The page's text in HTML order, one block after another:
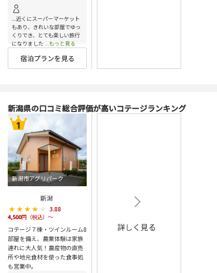
...近くにスーパーマーケット
もあり、きれいな部屋でゆっ
くりでき、とても楽しい旅行
になりました ...もっと見る
宿泊プランを見る
新潟県の口コミ総合評価が高いコテージランキング
新潟市アグリパーク
新潟
★★★★★
★★★★★ 3.88
4,500円（税込）～
コテージ７棟・ツインルーム8
部屋を備え、農業体験は家族
連れに大人気！農産物の直売
所や地元食材を使った食事処
も営業中。
詳しく見る